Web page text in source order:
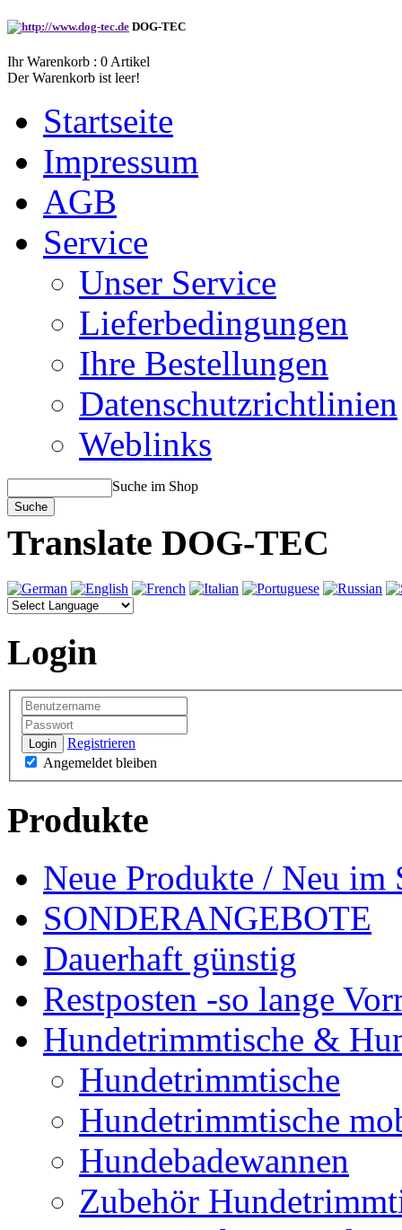
DOG-TEC
Ihr Warenkorb : 0 Artikel
Der Warenkorb ist leer!
Startseite
Impressum
AGB
Service
Unser Service
Lieferbedingungen
Ihre Bestellungen
Datenschutzrichtlinien
Weblinks
Suche im Shop
Translate DOG-TEC
Login
Login
Registrieren
Angemeldet bleiben
Produkte
Neue Produkte / Neu im
SONDERANGEBOTE
Dauerhaft günstig
Restposten -so lange
Hundetrimmtische &
Hundetrimmtische
Hundetrimmtische
Hundebadewannen
Zubehör